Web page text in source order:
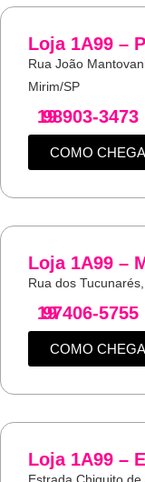
Loja 1A99 –
Rua João
Mirim/SP
19
98903-3473
COMO
Loja 1A99 –
Rua dos
19
97406-5755
COMO
Loja 1A99 –